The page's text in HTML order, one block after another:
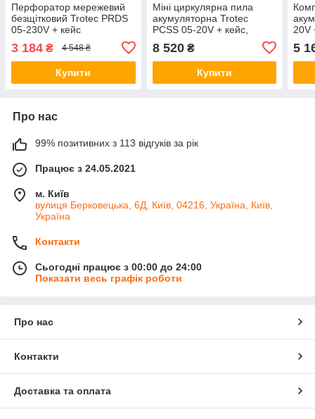
Перфоратор мережевий
безщітковий Trotec PRDS
05-230V + кейс
3 184 ₴ 4 548 ₴
Купити
Міні циркулярна пила
акумуляторна Trotec
PCSS 05-20V + кейс,
Циркулярка акумуляторна
8 520₴
Купити
20V
20V
5
Про нас
99% позитивних з 113 відгуків за рік
Працює з 24.05.2021
м. Київ
вулиця Берковецька, 6Д, Київ, 04216, Україна, Київ,
Україна
Контакти
Сьогодні працює з 00:00 до 24:00
Показати весь графік роботи
Про нас
Контакти
Доставка та оплата